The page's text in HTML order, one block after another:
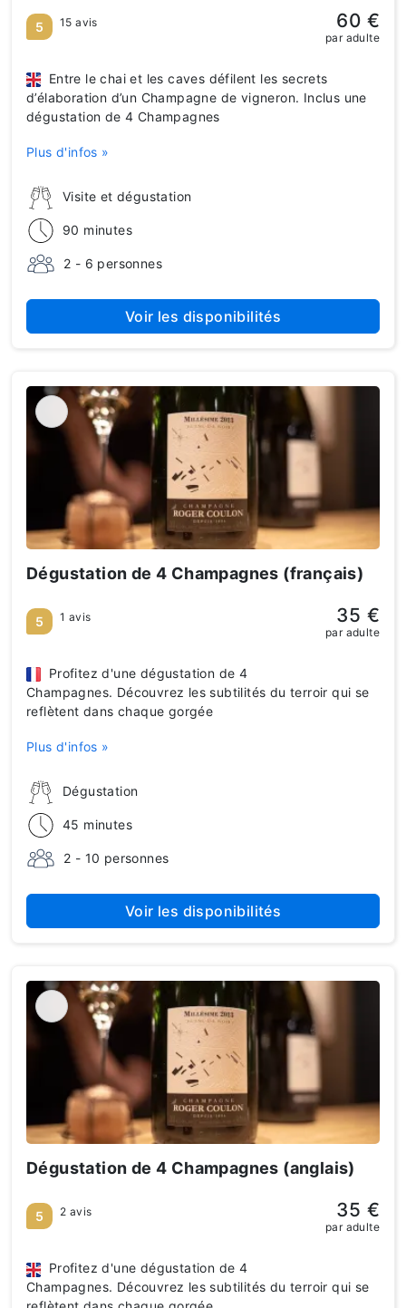
Visite et dégustation
90 minutes
2 - 6 personnes
Entre le chai et les caves défilent les secrets
d’élaboration d’un Champagne de vigneron. Inclus une
dégustation de 4 Champagnes
Plus d'infos »
5 15 avis 60 €
par adulte
Voir les disponibilités
Dégustation de 4 Champagnes (français)
Dégustation
45 minutes
2 - 10 personnes
Profitez d'une dégustation de 4
Champagnes. Découvrez les subtilités du terroir qui se
reflètent dans chaque gorgée
Plus d'infos »
5 1 avis 35 €
par adulte
Voir les disponibilités
Dégustation de 4 Champagnes (anglais)
Profitez d'une dégustation de 4
Champagnes. Découvrez les subtilités du terroir qui se
5 2 avis 35 €
par adulte